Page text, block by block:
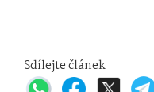
Sdílejte článek